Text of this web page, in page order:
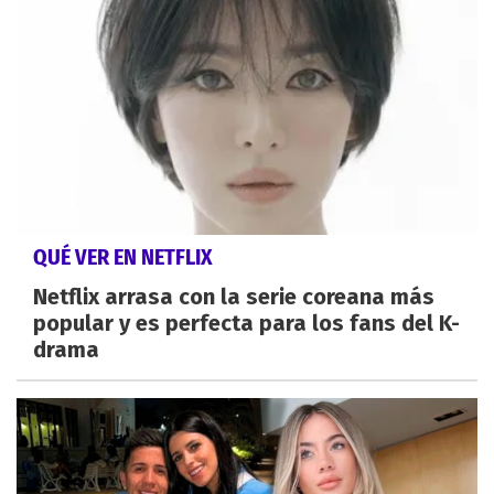
QUÉ VER EN NETFLIX
Netflix arrasa con la serie coreana más
popular y es perfecta para los fans del K-
drama